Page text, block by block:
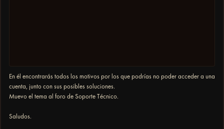
En él encontrarás todos los motivos por los que podrías no poder acceder a una
cuenta, junto con sus posibles soluciones.
Muevo el tema al foro de Soporte Técnico.
Saludos.